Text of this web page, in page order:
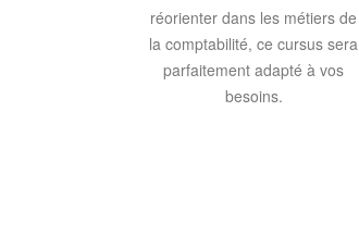
réorienter dans les métiers de
la comptabilité, ce cursus sera
parfaitement adapté à vos
besoins.